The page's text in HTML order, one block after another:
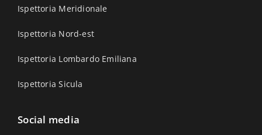
Ispettoria Meridionale
Ispettoria Nord-est
Ispettoria Lombardo Emiliana
Ispettoria Sicula
Social media